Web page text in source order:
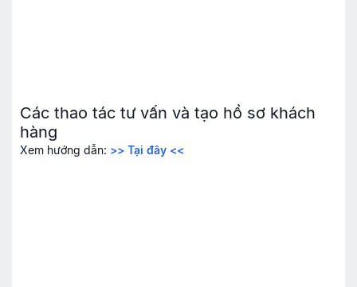
Các thao tác tư vấn và tạo hồ sơ khách
hàng
Xem hướng dẫn: >> Tại đây <<